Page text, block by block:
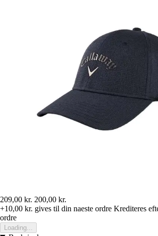
209,00 kr. 200,00 kr.
+10,00 kr. gives til din naeste ordre Krediteres
ordre
Loading...